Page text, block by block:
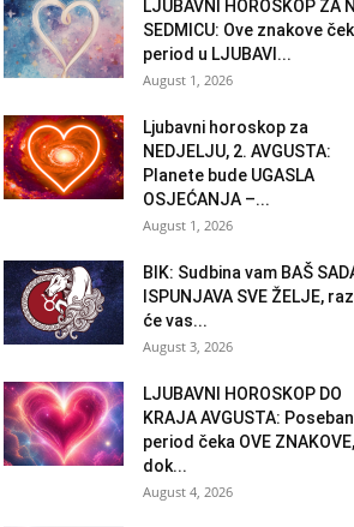
LJUBAVNI HOROSKOP ZA
SEDMICU: Ove znakove
period u LJUBAVI...
August 1, 2026
Ljubavni horoskop za
NEDJELJU, 2. AVGUSTA:
Planete bude UGASLA
OSJEĆANJA –...
August 1, 2026
BIK: Sudbina vam BAŠ
ISPUNJAVA SVE ŽELJE,
će vas...
August 3, 2026
LJUBAVNI HOROSKOP DO
KRAJA AVGUSTA: Poseban
period čeka OVE ZNAKOVE,
dok...
August 4, 2026